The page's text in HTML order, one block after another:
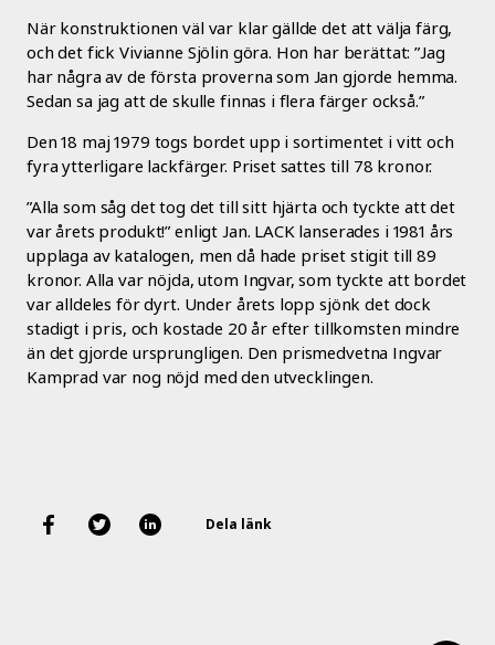
När konstruktionen väl var klar gällde det att välja färg,
och det fick Vivianne Sjölin göra. Hon har berättat: ”Jag
har några av de första proverna som Jan gjorde hemma.
Sedan sa jag att de skulle finnas i flera färger också.”
Den 18 maj 1979 togs bordet upp i sortimentet i vitt och
fyra ytterligare lackfärger. Priset sattes till 78 kronor.
”Alla som såg det tog det till sitt hjärta och tyckte att det
var årets produkt!” enligt Jan. LACK lanserades i 1981 års
upplaga av katalogen, men då hade priset stigit till 89
kronor. Alla var nöjda, utom Ingvar, som tyckte att bordet
var alldeles för dyrt. Under årets lopp sjönk det dock
stadigt i pris, och kostade 20 år efter tillkomsten mindre
än det gjorde ursprungligen. Den prismedvetna Ingvar
Kamprad var nog nöjd med den utvecklingen.
Dela länk